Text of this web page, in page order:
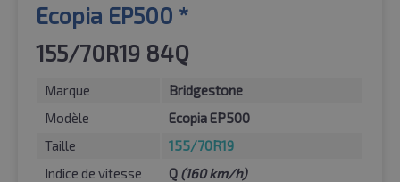
Ecopia EP500 *
155/70R19 84Q
Marque
Bridgestone
Modèle
Ecopia EP500
Taille
155/70R19
Indice de vitesse
Q (160 km/h)